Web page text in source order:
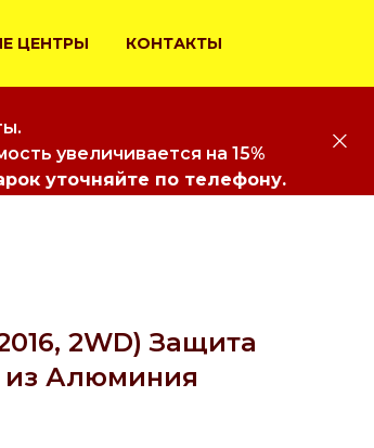
ЦЕНТРЫ КОНТАКТЫ
увеличивается на 15%
уточняйте по телефону.
2WD) Защита
из Алюминия